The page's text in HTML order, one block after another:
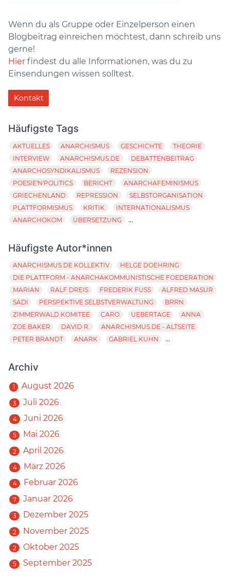
Wenn du als Gruppe oder Einzelperson einen
Blogbeitrag einreichen möchtest, dann schreib uns
gerne!
Hier findest du alle Informationen, was du zu
Einsendungen wissen solltest.
Kontakt
Häufigste Tags
AKTUELLES ANARCHISMUS GESCHICHTE
THEORIE
INTERVIEW
ANARCHISMUS.DE
DEBATTENBEITRAG
ANARCHOSYNDIKALISMUS
REZENSION
POESIE'N'POLITICS
BERICHT
ANARCHAFEMINISMUS
GRIECHENLAND
REPRESSION
SELBSTORGANISATION
PLATTFORMISMUS
KRITIK
INTERNATIONALISMUS
ANARCHOKOM
ÜBERSETZUNG ...
Häufigste Autor*innen
ANARCHISMUS.DE KOLLEKTIV
HELGE DOEHRING
DIE PLATTFORM - ANARCHAKOMMUNISTISCHE FOEDERATION
MARIAN
RALF DREIS FREDERIK FUSS
ALFRED MASUR
SADI
PERSPEKTIVE SELBSTVERWALTUNG
BRRN
ZIMMERWALD KOMITEE
CARO UEBERTAGE
ANNA
ZOE BAKER
DAVID R.
ANARCHISMUS.DE - ALTSEITE
PETER BRANDT
ANARK GABRIEL KUHN ...
Archiv
1 August 2026
3 Juli 2026
4 Juni 2026
5 Mai 2026
2 April 2026
4 März 2026
4 Februar 2026
7 Januar 2026
3 Dezember 2025
2 November 2025
2 Oktober 2025
5 September 2025